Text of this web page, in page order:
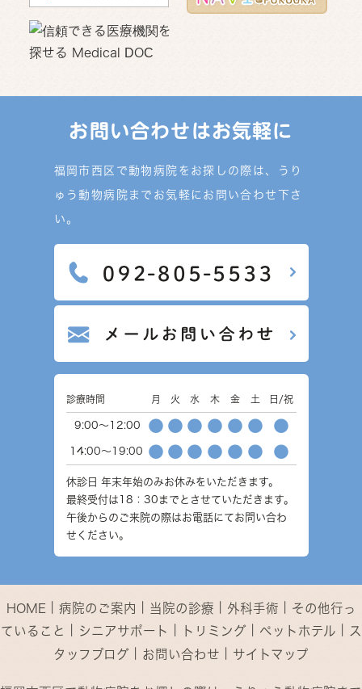
お問い合わせはお気軽に
福岡市西区で動物病院をお探しの際は、うり
ゅう動物病院までお気軽にお問い合わせ下さ
い。
診療時間 月 火 水 木 金 土 日/祝
9:00～12:00 ● ● ● ● ● ● ●
14:00～19:00 ● ● ● ● ● ● ●
休診日 年末年始のみお休みをいただきます。
最終受付は18：30までとさせていただきます。
午後からのご来院の際はお電話にてお問い合わ
せください。
HOME 病院のご案内 当院の診療 外科手術
その他行っ
ていること
シニアサポート トリミング｜ ペットホテル
ス
タッフブログ
お問い合わせ サイトマップ